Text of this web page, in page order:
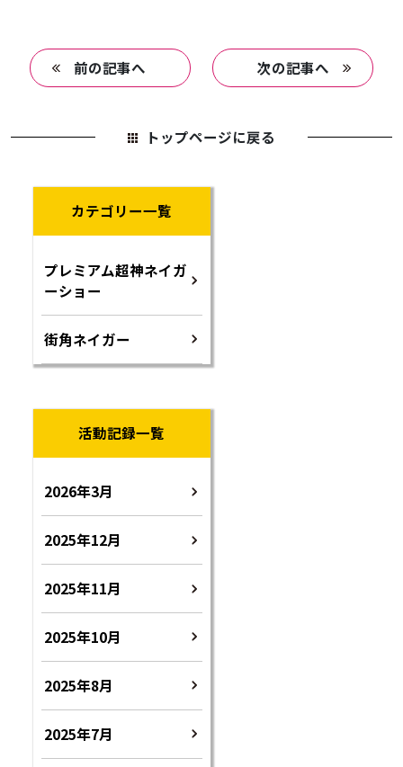
カテゴリー一覧
プレミアム超神ネイガ
ーショー
街角ネイガー
活動記録一覧
2026年3月
2025年12月
2025年11月
2025年10月
2025年8月
2025年7月
前の記事へ 次の記事へ
トップページに戻る